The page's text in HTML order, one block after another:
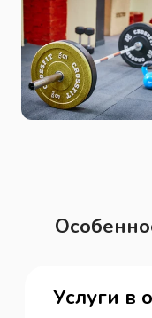
Услуги в